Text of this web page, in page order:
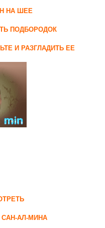
НА ШЕЕ
ПОДБОРОДОК
И РАЗГЛАДИТЬ ЕЕ
АЛ-МИНА